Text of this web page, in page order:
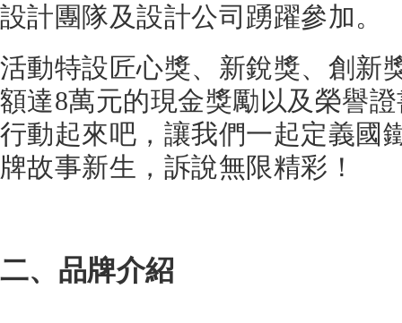
設計團隊及設計公司踴躍參加。
活動特設匠心獎、新銳獎、創新
額達8萬元的現金獎勵以及榮譽
行動起來吧，讓我們一起定義國
牌故事新生，訴說無限精彩！
二、品牌介紹